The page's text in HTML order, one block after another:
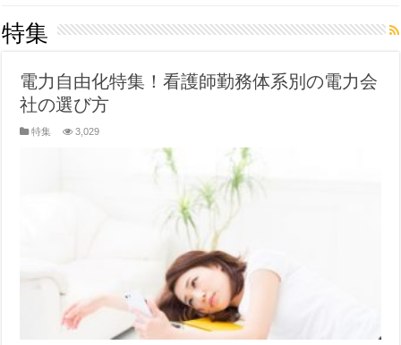
特集
電力自由化特集！看護師勤務体系別の電力会
社の選び方
特集 3,029